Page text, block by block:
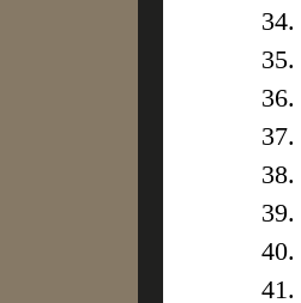
34.
35.
36.
37.
38.
39.
40.
41.